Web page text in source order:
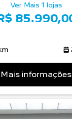
Mais informações